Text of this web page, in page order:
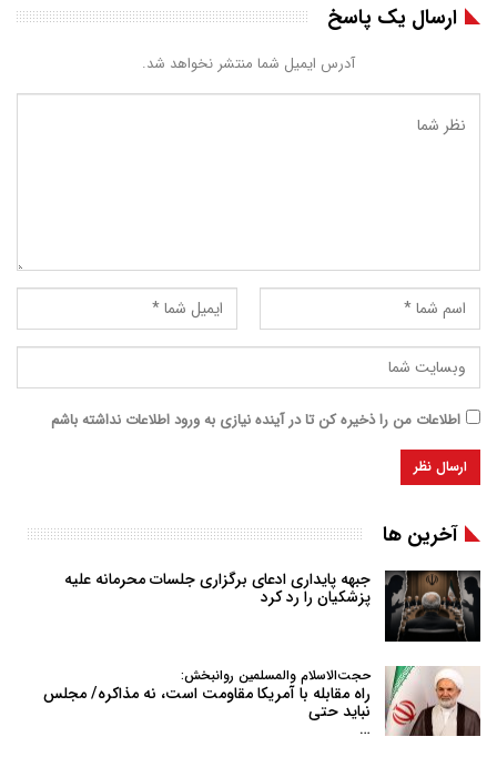
ارسال یک پاسخ
آدرس ایمیل شما منتشر نخواهد شد.
اطلاعات من را ذخیره کن تا در آینده نیازی به ورود اطلاعات نداشته باشم
آخرین ها
جبهه پایداری ادعای برگزاری جلسات محرمانه علیه
پزشکیان را رد کرد
حجت‌الاسلام والمسلمین روانبخش:
راه مقابله با آمریکا مقاومت است، نه مذاکره/ مجلس
نباید حتی
…